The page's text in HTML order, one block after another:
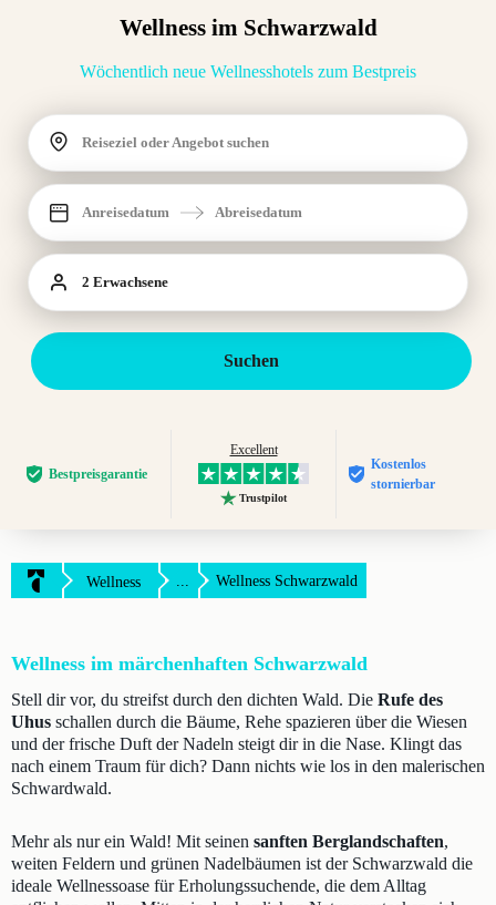
Wellness im Schwarzwald
Wöchentlich neue Wellnesshotels zum Bestpreis
Reiseziel oder Angebot suchen
Anreisedatum Abreisedatum
2 Erwachsene
Suchen
Bestpreis­garantie
Excellent
Trustpilot
Kostenlos
stornierbar
Wellness ... Wellness Schwarzwald
Wellness im märchenhaften Schwarzwald
Stell dir vor, du streifst durch den dichten Wald. Die Rufe des
Uhus schallen durch die Bäume, Rehe spazieren über die Wiesen
und der frische Duft der Nadeln steigt dir in die Nase. Klingt das
nach einem Traum für dich? Dann nichts wie los in den malerischen
Schwardwald.
Mehr als nur ein Wald! Mit seinen sanften Berglandschaften,
weiten Feldern und grünen Nadelbäumen ist der Schwarzwald die
ideale Wellnessoase für Erholungssuchende, die dem Alltag